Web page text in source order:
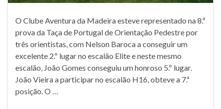
O Clube Aventura da Madeira esteve representado na 8.ª
prova da Taça de Portugal de Orientação Pedestre por
três orientistas, com Nelson Baroca a conseguir um
excelente 2.º lugar no escalão Elite e neste mesmo
escalão, João Gomes conseguiu um honroso 5.º lugar.
João Vieira a participar no escalão H16, obteve a 7.ª
posição. O …